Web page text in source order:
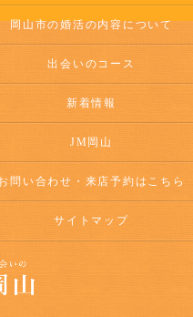
岡山市の婚活の内容について
出会いのコース
新着情報
JM岡山
問い合わせ・来店予約はこちら
サイトマップ